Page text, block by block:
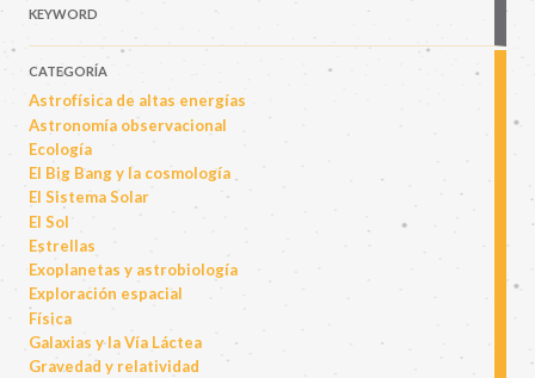
KEYWORD
CATEGORÍA
Astrofísica de altas energías
Astronomía observacional
Ecología
El Big Bang y la cosmología
El Sistema Solar
El Sol
Estrellas
Exoplanetas y astrobiología
Exploración espacial
Física
Galaxias y la Vía Láctea
Gravedad y relatividad